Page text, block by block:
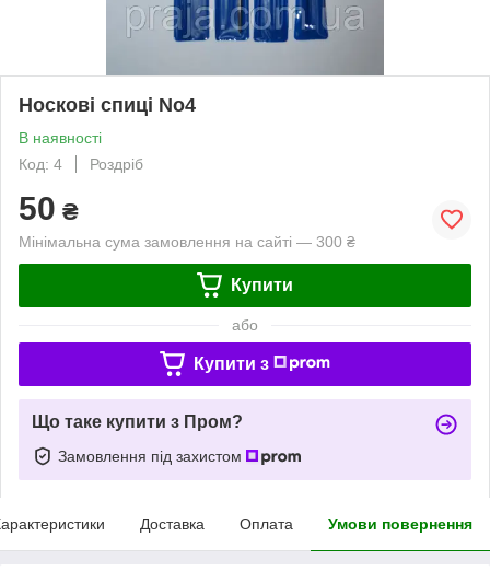
Носкові спиці No4
В наявності
Код: 4
Роздріб
50 ₴
Мінімальна сума замовлення на сайті — 300 ₴
Купити
або
Купити з
Що таке купити з Пром?
Замовлення під захистом
Доставка Оплата Умови повернення